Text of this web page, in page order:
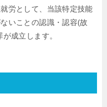
労として、当該特定技能
いことの認識・認容(故
成立します。